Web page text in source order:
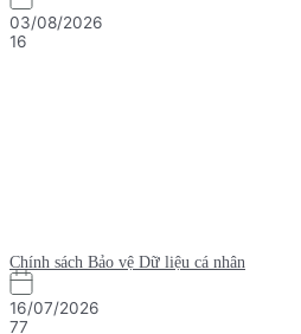
03/08/2026
16
Chính sách Bảo vệ Dữ liệu cá nhân
16/07/2026
77